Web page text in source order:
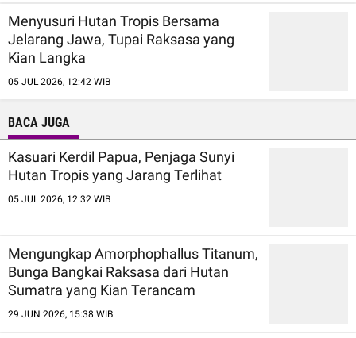
Menyusuri Hutan Tropis Bersama
Jelarang Jawa, Tupai Raksasa yang
Kian Langka
05 JUL 2026, 12:42 WIB
BACA JUGA
Kasuari Kerdil Papua, Penjaga Sunyi
Hutan Tropis yang Jarang Terlihat
05 JUL 2026, 12:32 WIB
Mengungkap Amorphophallus Titanum,
Bunga Bangkai Raksasa dari Hutan
Sumatra yang Kian Terancam
29 JUN 2026, 15:38 WIB